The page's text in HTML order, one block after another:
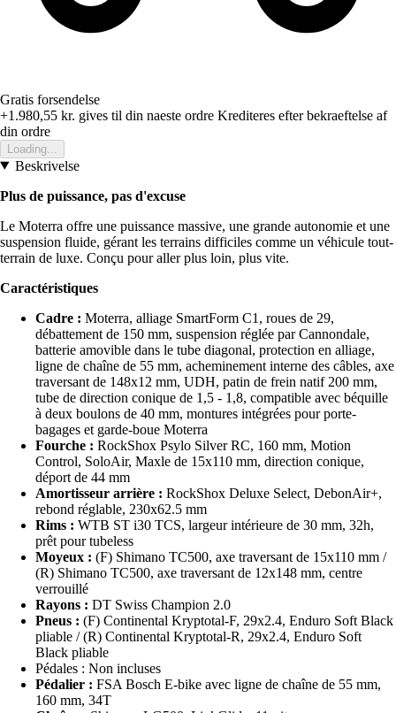
Gratis forsendelse
+1.980,55 kr. gives til din naeste ordre Krediteres efter bekraeftelse af
din ordre
Loading...
Beskrivelse
Plus de puissance, pas d'excuse
Le Moterra offre une puissance massive, une grande autonomie et une
suspension fluide, gérant les terrains difficiles comme un véhicule tout-
terrain de luxe. Conçu pour aller plus loin, plus vite.
Caractéristiques
Cadre : Moterra, alliage SmartForm C1, roues de 29,
débattement de 150 mm, suspension réglée par Cannondale,
batterie amovible dans le tube diagonal, protection en alliage,
ligne de chaîne de 55 mm, acheminement interne des câbles, axe
traversant de 148x12 mm, UDH, patin de frein natif 200 mm,
tube de direction conique de 1,5 - 1,8, compatible avec béquille
à deux boulons de 40 mm, montures intégrées pour porte-
bagages et garde-boue Moterra
Fourche : RockShox Psylo Silver RC, 160 mm, Motion
Control, SoloAir, Maxle de 15x110 mm, direction conique,
déport de 44 mm
Amortisseur arrière : RockShox Deluxe Select, DebonAir+,
rebond réglable, 230x62.5 mm
Rims : WTB ST i30 TCS, largeur intérieure de 30 mm, 32h,
prêt pour tubeless
Moyeux : (F) Shimano TC500, axe traversant de 15x110 mm /
(R) Shimano TC500, axe traversant de 12x148 mm, centre
verrouillé
Rayons : DT Swiss Champion 2.0
Pneus : (F) Continental Kryptotal-F, 29x2.4, Enduro Soft Black
pliable / (R) Continental Kryptotal-R, 29x2.4, Enduro Soft
Black pliable
Pédales : Non incluses
Pédalier : FSA Bosch E-bike avec ligne de chaîne de 55 mm,
160 mm, 34T